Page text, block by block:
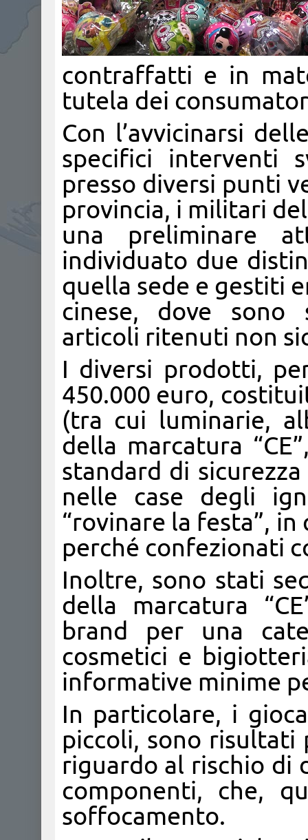
contraffatti e in
tutela dei
Con l’avvicinarsi
specifici interventi
presso diversi punti
provincia, i militari
una preliminare
individuato due
quella sede e gestiti
cinese, dove sono
articoli ritenuti non
I diversi prodotti,
450.000 euro,
(tra cui luminarie,
della marcatura
standard di
nelle case degli
“rovinare la festa”,
perché confezionati
Inoltre, sono stati
della marcatura
brand per una
cosmetici e
informative minime
In particolare, i
piccoli, sono risultati
riguardo al rischio di
componenti, che,
soffocamento.